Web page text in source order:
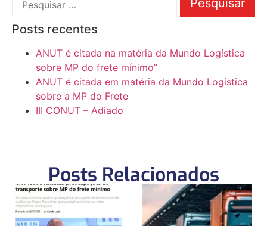
Posts recentes
ANUT é citada na matéria da Mundo Logística
sobre MP do frete mínimo”
ANUT é citada em matéria da Mundo Logística
sobre a MP do Frete
III CONUT – Adiado
Posts Relacionados